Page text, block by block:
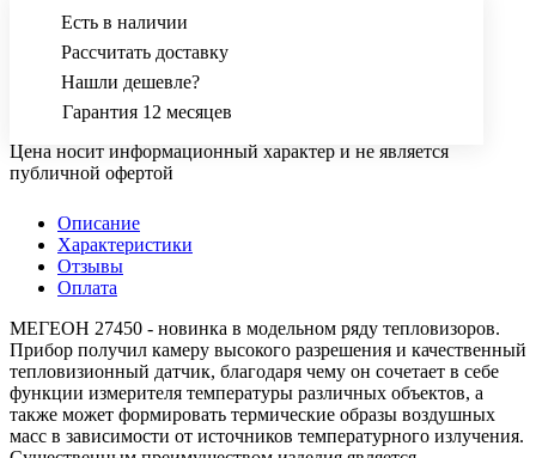
Есть в наличии
Рассчитать доставку
Нашли дешевле?
Гарантия 12 месяцев
Цена носит информационный характер и не является
публичной офертой
Описание
Характеристики
Отзывы
Оплата
МЕГЕОН 27450 - новинка в модельном ряду тепловизоров.
Прибор получил камеру высокого разрешения и качественный
тепловизионный датчик, благодаря чему он сочетает в себе
функции измерителя температуры различных объектов, а
также может формировать термические образы воздушных
масс в зависимости от источников температурного излучения.